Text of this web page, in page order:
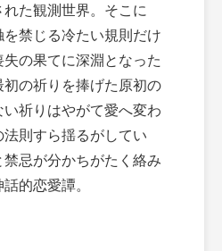
た観測世界。そこに
禁じる冷たい規則だけ
の果てに深淵となった
初の祈りを捧げた原初の
祈りはやがて愛へ変わ
則すら揺るがしてい
禁忌が分かちがたく絡み
的恋愛譚。